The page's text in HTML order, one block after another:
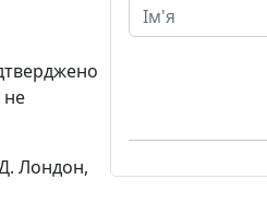
не
Лондон,